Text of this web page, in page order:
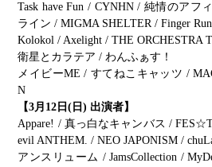
Task have Fun / CYNHN / 純情のアフ
ライン / MIGMA SHELTER / Finger
Kolokol / Axelight / THE ORCHESTRA
衛星とカラテア / わんふぁす！
メイビーME / すてねこキャッツ /
N
【3月12日(日) 出演者】
Appare! / 真っ白なキャンバス /
evil ANTHEM. / NEO JAPONISM /
アンスリューム / JamsCollection /